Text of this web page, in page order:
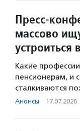
Пресс-
массово
устроиться
Какие
пенсионерам, и
сталкиваются
Анонсы · 17.07.2026